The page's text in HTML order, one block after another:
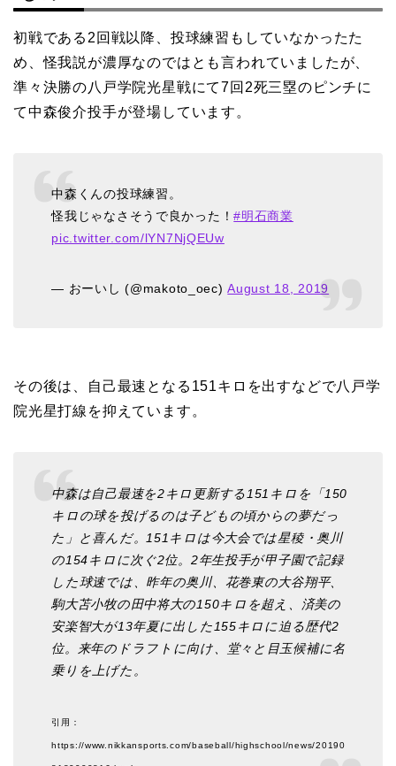
初戦である2回戦以降、投球練習もしていなかったた
め、怪我説が濃厚なのではとも言われていましたが、
準々決勝の八戸学院光星戦にて7回2死三塁のピンチに
て中森俊介投手が登場しています。
中森くんの投球練習。
怪我じゃなさそうで良かった！#明石商業
pic.twitter.com/lYN7NjQEUw
— おーいし (@makoto_oec)August 18, 2019
その後は、自己最速となる151キロを出すなどで八戸学
院光星打線を抑えています。
中森は自己最速を2キロ更新する151キロを「150
キロの球を投げるのは子どもの頃からの夢だっ
た」と喜んだ。151キロは今大会では星稜・奥川
の154キロに次ぐ2位。2年生投手が甲子園で記録
した球速では、昨年の奥川、花巻東の大谷翔平、
駒大苫小牧の田中将大の150キロを超え、済美の
安楽智大が13年夏に出した155キロに迫る歴代2
位。来年のドラフトに向け、堂々と目玉候補に名
乗りを上げた。
引用：
https://www.nikkansports.com/baseball/highschool/news/20190